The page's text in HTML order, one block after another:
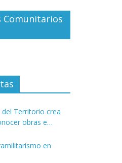
Comunitarios
del Territorio crea
obras e
en